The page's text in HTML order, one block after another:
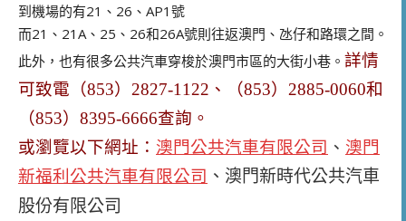
到機場的有21、26、AP1號
而21、21A、25、26和26A號則往返澳門、氹仔和路環之間。
此外，也有很多公共汽車穿梭於澳門市區的大街小巷。 詳情
可致電（853）2827-1122、（853）2885-0060和
（853）8395-6666查詢。
或瀏覽以下網址： 澳門公共汽車有限公司 、 澳門
新福利公共汽車有限公司 、澳門新時代公共汽車
股份有限公司